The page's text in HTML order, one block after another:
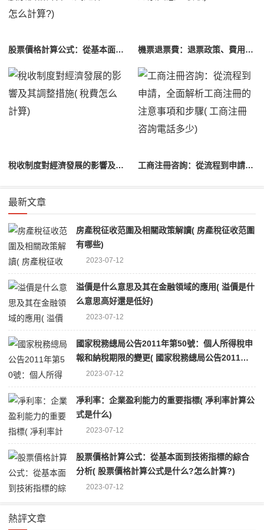
股票價格計算公式：從基本面到技術指標的綜合分析( 股票價格計算公式是什么?怎么計算?) 機票退票費：退票政策、費用和注意事項詳解( 機票退票費怎么收取)
稅收制度對經濟發展的影響及其調整措施( 稅費怎么計算) 工商注冊咨詢：從流程到申請，全面解析工商注冊的注意事項和步驟( 工商注冊咨詢電話多少)
最新文章
房產稅征收范圍及相關政策解讀( 房產稅征收范圍
有哪些)
2023-07-12
溢價是什么意思及其在金融領域的應用( 溢價是什
么意思高好還是低好)
2023-07-12
國家稅務總局公告2011年第50號：個人所得稅申
報和納稅期限的變更( 國家稅務總局公告2011年
第50號公告)
2023-07-12
凈利率：企業盈利能力的重要指標( 凈利率計算公
式是什么)
2023-07-12
股票價格計算公式：從基本面到技術指標的綜合
分析( 股票價格計算公式是什么?怎么計算?)
2023-07-12
熱評文章